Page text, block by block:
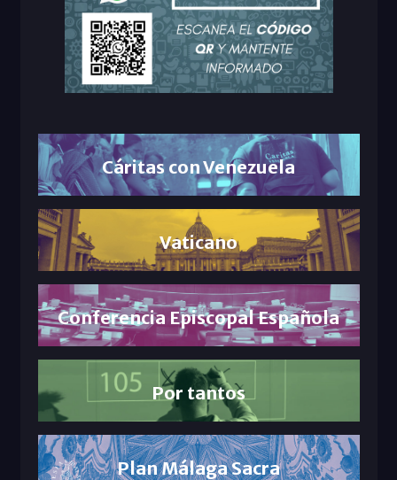
Cáritas con Venezuela
Vaticano
Conferencia Episcopal Española
Por tantos
Plan Málaga Sacra